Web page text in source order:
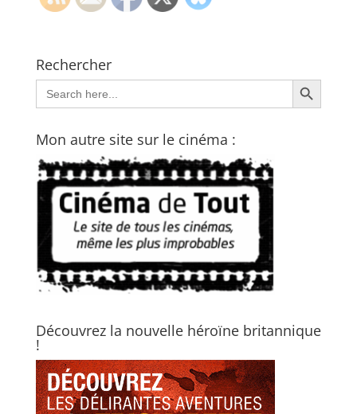
Rechercher
Search
for:
Search Button
Mon autre site sur le cinéma :
Découvrez la nouvelle héroïne britannique
!